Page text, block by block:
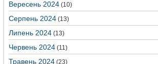
Вересень 2024 (10)
Серпень 2024 (13)
Липень 2024 (13)
Червень 2024 (11)
Травень 2024 (23)